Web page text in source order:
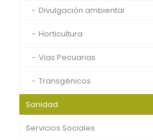
Divulgación ambiental
Horticultura
Vias Pecuarias
Transgénicos
Sanidad
Servicios Sociales